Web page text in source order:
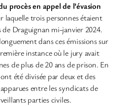
procès en appel de l’évasion
laquelle trois personnes étaient
de Draguignan mi-janvier 2024.
dans ces émissions sur
instance où le jury avait
de plus de 20 ans de prison. En
été divisée par deux et des
entre les syndicats de
parties civiles.